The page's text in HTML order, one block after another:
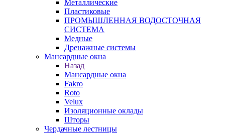
Металлические
Пластиковые
ПРОМЫШЛЕННАЯ ВОДОСТОЧНАЯ
СИСТЕМА
Медные
Дренажные системы
Мансардные окна
Назад
Мансардные окна
Fakro
Roto
Velux
Изоляционные оклады
Шторы
Чердачные лестницы